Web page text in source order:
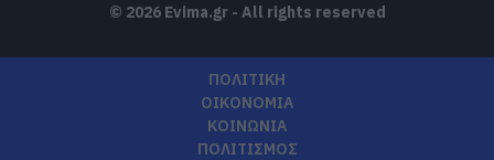
© 2026 Evima.gr - All rights reserved
ΠΟΛΙΤΙΚΗ
ΟΙΚΟΝΟΜΙΑ
ΚΟΙΝΩΝΙΑ
ΠΟΛΙΤΙΣΜΟΣ